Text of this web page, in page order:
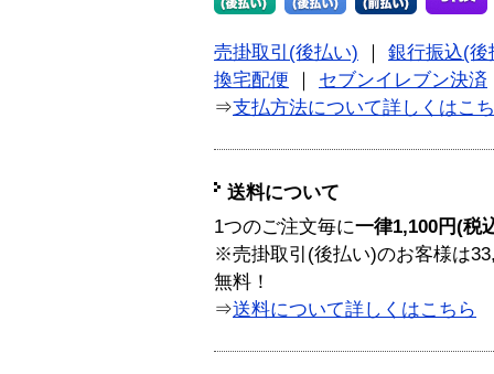
売掛取引(後払い)
銀行振込(後
換宅配便
セブンイレブン決済
⇒支払方法について詳しくはこ
送料について
1つのご注文毎に一律1,100円(税
※売掛取引(後払い)のお客様は
無料！
⇒送料について詳しくはこちら